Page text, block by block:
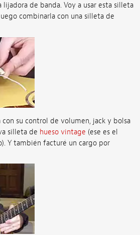
de banda. Voy a usar esta silleta
combinarla con una silleta de
con su control de volumen, jack y bolsa
silleta de hueso vintage (ese es el
Y también facturé un cargo por